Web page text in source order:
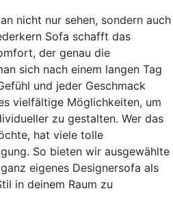
nicht nur sehen, sondern auch
Sofa schafft das
der genau die
sich nach einem langen Tag
und jeder Geschmack
vielfältige Möglichkeiten, um
zu gestalten. Wer das
hat viele tolle
So bieten wir ausgewählte
eigenes Designersofa als
in deinem Raum zu